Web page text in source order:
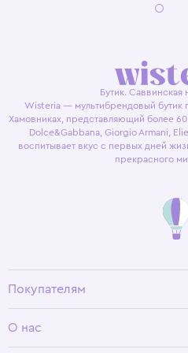
Бутик. Саввинская
Wisteria — мультибрендовый бутик
Хамовниках, представляющий более
Dolce&Gabbana, Giorgio Armani,
воспитывает вкус с первых дней
прекрасного
Покупателям
Условия возврата
О нас